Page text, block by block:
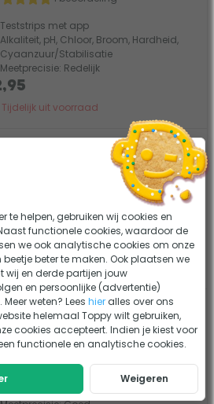
Teststrips met app
Alkaliteit, pH, Chloor, Broom, Hardheid,
Cyaanzuur/Stabilisatie
Meetprecisie: Redelijk
Tijdelijk uit voorraad
ICO smart zwembadtester
Compleet voor Chloor zwembaden
Smartphone integratie
Meetprecisie: Uitstekend
Tijdelijk uit voorraad
Scuba 2 digitale
39 beoordelingen
Compleet voor Chloor zwembaden
Cijferweergave op toestel
te helpen, gebruiken wij cookies en
functionele cookies, waardoor de
we ook analytische cookies om onze
beter te maken. Ook plaatsen we
wij en derde partijen jouw
en persoonlijke (advertentie)
weten? Leeshier alles over ons
helemaal Toppy wilt gebruiken,
cookies accepteert. Indien je kiest voor
functionele en analytische cookies.
Weigeren